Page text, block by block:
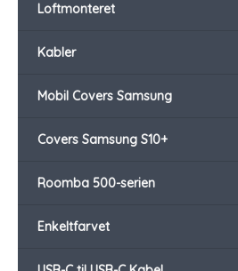
Loftmonteret
Kabler
Mobil Covers Samsung
Covers Samsung S10+
Roomba 500-serien
Enkeltfarvet